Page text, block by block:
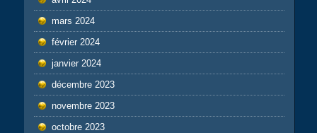
mars 2024
février 2024
janvier 2024
décembre 2023
novembre 2023
octobre 2023